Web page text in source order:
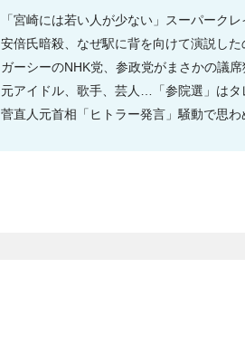
「宮崎には若い人が少ない」スーパーク
安倍氏暗殺、なぜ駅に背を向けて演説し
ガーシーのNHK党、参政党がまさかの議
元アイドル、歌手、芸人…「参院選」はタ
菅直人元首相「ヒトラー発言」騒動で思